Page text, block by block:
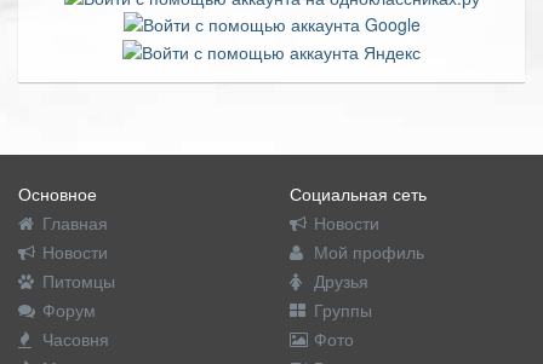
Основное
Главная
Новости
Питомцы
Форум
Часовня
Социальная сеть
Новости
Мой профиль
Друзья
Группы
Фото